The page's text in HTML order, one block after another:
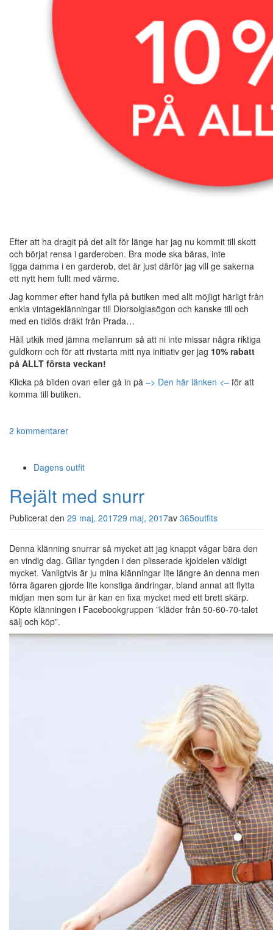
Efter att ha dragit på det allt för länge har jag nu kommit till skott
och börjat rensa i garderoben. Bra mode ska bäras, inte
ligga damma i en garderob, det är just därför jag vill ge sakerna
ett nytt hem fullt med värme.
Jag kommer efter hand fylla på butiken med allt möjligt härligt från
enkla vintageklänningar till Diorsolglasögon och kanske till och
med en tidlös dräkt från Prada…
Håll utkik med jämna mellanrum så att ni inte missar några riktiga
guldkorn och för att rivstarta mitt nya initiativ ger jag 10% rabatt
på ALLT första veckan!
Klicka på bilden ovan eller gå in på –> Den här länken <– för att
komma till butiken.
2 kommentarer
Dagens outfit
Rejält med snurr
Publicerat den 29 maj, 201729 maj, 2017av 365outfits
Denna klänning snurrar så mycket att jag knappt vågar bära den
en vindig dag. Gillar tyngden i den plisserade kjoldelen väldigt
mycket. Vanligtvis är ju mina klänningar lite längre än denna men
förra ägaren gjorde lite konstiga ändringar, bland annat att flytta
midjan men som tur är kan en fixa mycket med ett brett skärp.
Köpte klänningen i Facebookgruppen ”kläder från 50-60-70-talet
sälj och köp”.